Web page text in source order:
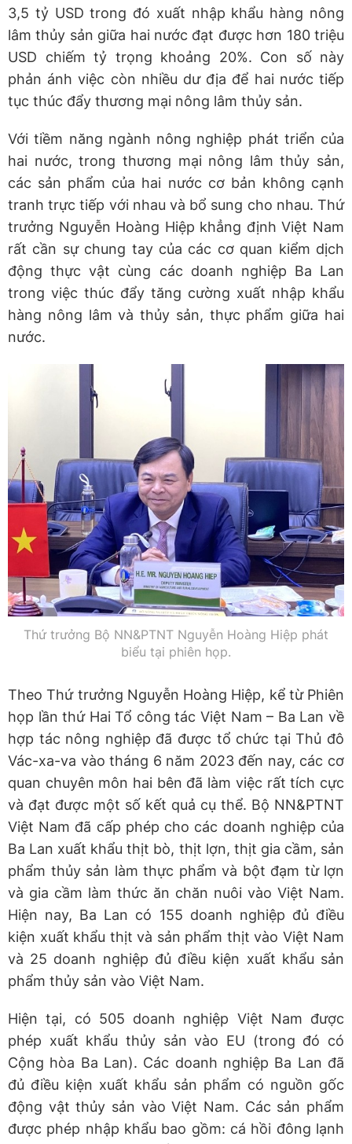
3,5 tỷ USD trong đó xuất nhập khẩu hàng nông
lâm thủy sản giữa hai nước đạt được hơn 180 triệu
USD chiếm tỷ trọng khoảng 20%. Con số này
phản ánh việc còn nhiều dư địa để hai nước tiếp
tục thúc đẩy thương mại nông lâm thủy sản.
Với tiềm năng ngành nông nghiệp phát triển của
hai nước, trong thương mại nông lâm thủy sản,
các sản phẩm của hai nước cơ bản không cạnh
tranh trực tiếp với nhau và bổ sung cho nhau. Thứ
trưởng Nguyễn Hoàng Hiệp khẳng định Việt Nam
rất cần sự chung tay của các cơ quan kiểm dịch
động thực vật cùng các doanh nghiệp Ba Lan
trong việc thúc đẩy tăng cường xuất nhập khẩu
hàng nông lâm và thủy sản, thực phẩm giữa hai
nước.
Thứ trưởng Bộ NN&PTNT Nguyễn Hoàng Hiệp phát
biểu tại phiên họp.
Theo Thứ trưởng Nguyễn Hoàng Hiệp, kể từ Phiên
họp lần thứ Hai Tổ công tác Việt Nam – Ba Lan về
hợp tác nông nghiệp đã được tổ chức tại Thủ đô
Vác-xa-va vào tháng 6 năm 2023 đến nay, các cơ
quan chuyên môn hai bên đã làm việc rất tích cực
và đạt được một số kết quả cụ thể. Bộ NN&PTNT
Việt Nam đã cấp phép cho các doanh nghiệp của
Ba Lan xuất khẩu thịt bò, thịt lợn, thịt gia cầm, sản
phẩm thủy sản làm thực phẩm và bột đạm từ lợn
và gia cầm làm thức ăn chăn nuôi vào Việt Nam.
Hiện nay, Ba Lan có 155 doanh nghiệp đủ điều
kiện xuất khẩu thịt và sản phẩm thịt vào Việt Nam
và 25 doanh nghiệp đủ điều kiện xuất khẩu sản
phẩm thủy sản vào Việt Nam.
Hiện tại, có 505 doanh nghiệp Việt Nam được
phép xuất khẩu thủy sản vào EU (trong đó có
Cộng hòa Ba Lan). Các doanh nghiệp Ba Lan đã
đủ điều kiện xuất khẩu sản phẩm có nguồn gốc
động vật thủy sản vào Việt Nam. Các sản phẩm
được phép nhập khẩu bao gồm: cá hồi đông lạnh